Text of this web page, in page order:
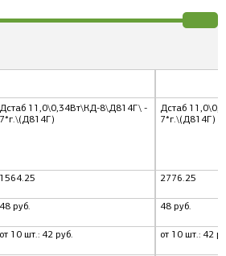
Дстаб 11,0\0,34Вт\КД-8\Д814Г\ -
7*г.\(Д814Г)
1564.25
48 руб.
от 10 шт.: 42 руб.
Дстаб
7*г.\(Д814Г)
2776.25
48 руб.
от 10 шт.: 42